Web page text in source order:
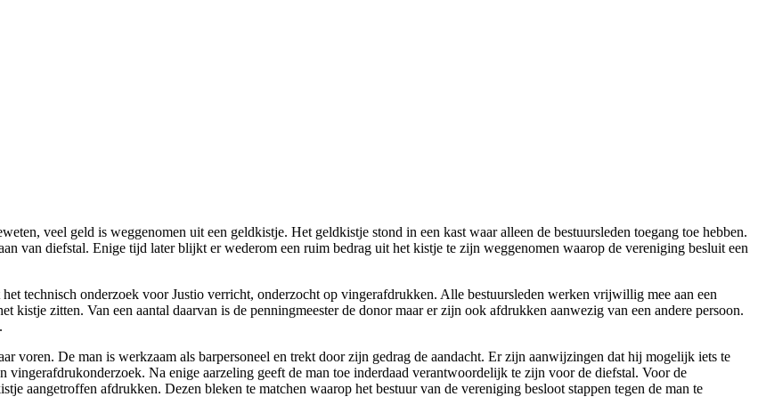
veel geld is weggenomen uit een geldkistje. Het geldkistje stond in een kast waar alleen de bestuursleden toegang toe hebben.
van diefstal. Enige tijd later blijkt er wederom een ruim bedrag uit het kistje te zijn weggenomen waarop de vereniging besluit een
technisch onderzoek voor Justio verricht, onderzocht op vingerafdrukken. Alle bestuursleden werken vrijwillig mee aan een
zitten. Van een aantal daarvan is de penningmeester de donor maar er zijn ook afdrukken aanwezig van een andere persoon.
voren. De man is werkzaam als barpersoneel en trekt door zijn gedrag de aandacht. Er zijn aanwijzingen dat hij mogelijk iets te
vingerafdrukonderzoek. Na enige aarzeling geeft de man toe inderdaad verantwoordelijk te zijn voor de diefstal. Voor de
aangetroffen afdrukken. Dezen bleken te matchen waarop het bestuur van de vereniging besloot stappen tegen de man te